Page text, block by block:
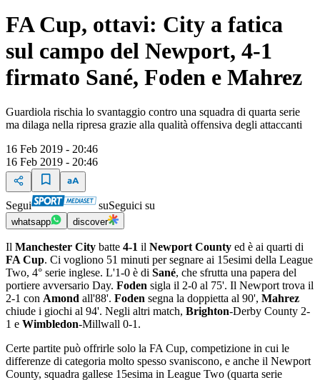
FA Cup, ottavi: City a fatica
sul campo del Newport, 4-1
firmato Sané, Foden e Mahrez
Guardiola rischia lo svantaggio contro una squadra di quarta serie
ma dilaga nella ripresa grazie alla qualità offensiva degli attaccanti
16 Feb 2019 - 20:46
16 Feb 2019 - 20:46
Segui suSeguici su
whatsapp discover
Il Manchester City batte 4-1 il Newport County ed è ai quarti di
FA Cup. Ci vogliono 51 minuti per segnare ai 15esimi della League
Two, 4° serie inglese. L'1-0 è di Sané, che sfrutta una papera del
portiere avversario Day. Foden sigla il 2-0 al 75'. Il Newport trova il
2-1 con Amond all'88'. Foden segna la doppietta al 90', Mahrez
chiude i giochi al 94'. Negli altri match, Brighton-Derby County 2-
1 e Wimbledon-Millwall 0-1.
Certe partite può offrirle solo la FA Cup, competizione in cui le
differenze di categoria molto spesso svaniscono, e anche il Newport
County, squadra gallese 15esima in League Two (quarta serie